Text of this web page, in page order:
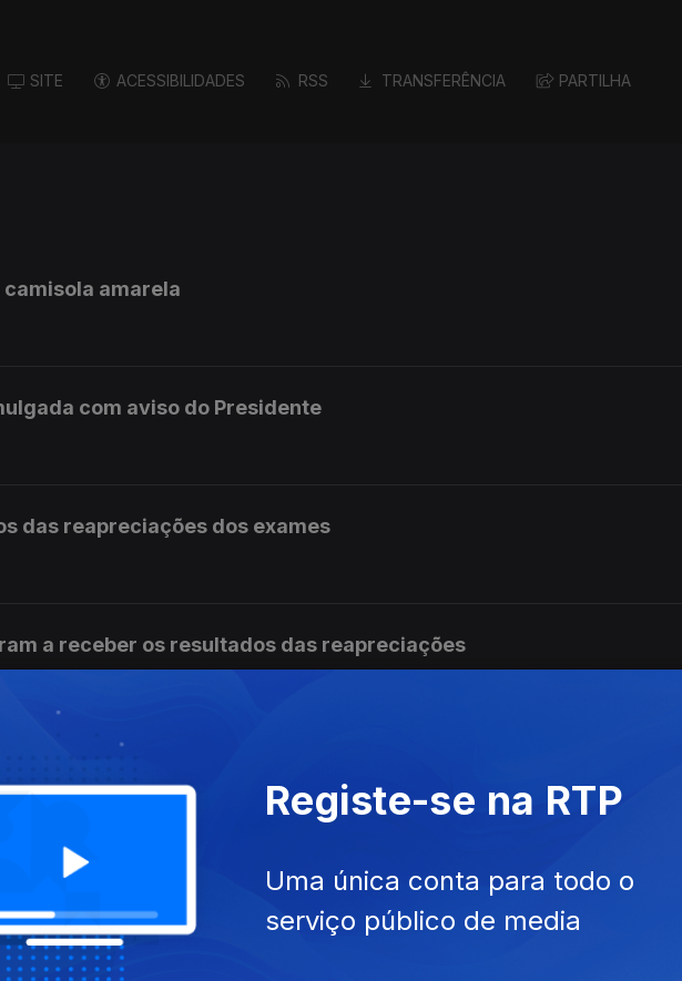
SITE ACESSIBILIDADES RSS TRANSFERÊNCIA PARTILHA
camisola amarela
com aviso do Presidente
das reapreciações dos exames
a receber os resultados das reapreciações
tem condições para continuar no cargo
se pronuncie sobre auditoria aos mandatos de Luís
Registe-se na RTP
Uma única conta para todo o
serviço público de media